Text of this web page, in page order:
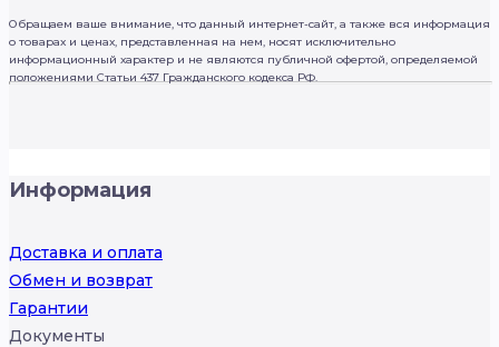
Обращаем ваше внимание, что данный интернет-сайт, а также вся информация
о товарах и ценах, представленная на нем, носят исключительно
информационный характер и не являются публичной офертой, определяемой
положениями Статьи 437 Гражданского кодекса РФ.
Информация
Доставка и оплата
Обмен и возврат
Гарантии
Документы